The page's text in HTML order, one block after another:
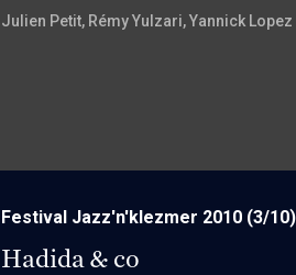
Julien Petit, Rémy Yulzari, Yannick Lopez
Festival Jazz'n'klezmer 2010 (3/10)
Hadida & co